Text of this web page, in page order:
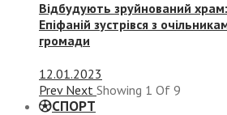
Відбудують зруйнований
Епіфаній зустрівся з
громади
12.01.2023
Prev Next Showing 1 Of 9
СПОРТ